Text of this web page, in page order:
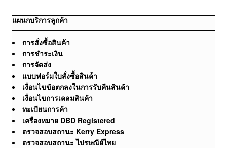
แผนกบริการลูกค้า
การสั่งซื้อสินค้า
การชำระเงิน
การจัดส่ง
แบบฟอร์มใบสั่งซื้อสินค้า
เงื่อนไขข้อตกลงในการรับคืนสินค้า
เงื่อนไขการเคลมสินค้า
ทะเบียนการค้า
เครื่องหมาย DBD Registered
ตรวจสอบสถานะ Kerry Express
ตรวจสอบสถานะ ไปรษณีย์ไทย